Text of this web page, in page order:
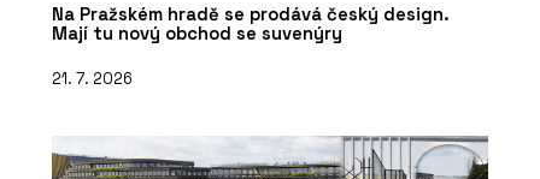
Na Pražském hradě se prodává český design.
Mají tu nový obchod se suvenýry
21. 7. 2026